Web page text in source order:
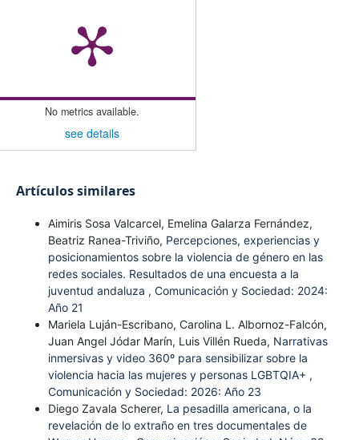
No metrics available.
see details
Artículos similares
Aimiris Sosa Valcarcel, Emelina Galarza Fernández,
Beatriz Ranea-Triviño, Percepciones, experiencias y
posicionamientos sobre la violencia de género en las
redes sociales. Resultados de una encuesta a la
juventud andaluza , Comunicación y Sociedad: 2024:
Año 21
Mariela Luján-Escribano, Carolina L. Albornoz-Falcón,
Juan Angel Jódar Marín, Luis Villén Rueda, Narrativas
inmersivas y video 360º para sensibilizar sobre la
violencia hacia las mujeres y personas LGBTQIA+ ,
Comunicación y Sociedad: 2026: Año 23
Diego Zavala Scherer, La pesadilla americana, o la
revelación de lo extraño en tres documentales de